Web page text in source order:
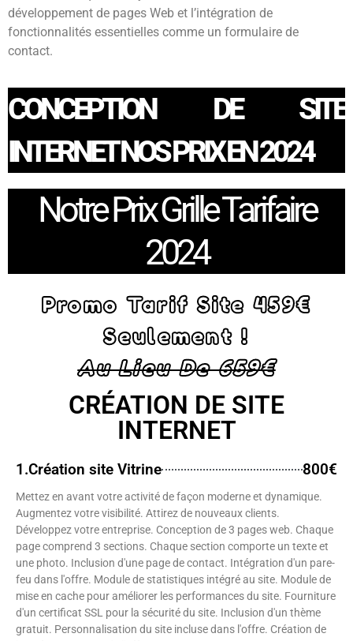
développement de pages Web et l’intégration de
fonctionnalités essentielles comme un formulaire de
contact.
CONCEPTION DE SITE
INTERNET NOS PRIX EN 2024
Notre Prix Grille Tarifaire
2024
Promo Tarif Site 459€
Seulement !
Au Lieu De 659€
CRÉATION DE SITE
INTERNET
1.Création site Vitrine 800€
Mettez en avant votre activité de façon moderne et dynamique.
Augmentez votre visibilité. Attirez de nouveaux clients.
Développez votre entreprise. Conception de 3 pages web. Chaque
page comprend 3 sections. Chaque section comporte un texte et
une photo. Inclusion d'une page de contact. Intégration d'un pare-
feu dans l'offre. Module de statistiques intégré au site. Module de
mise en cache pour améliorer les performances du site. Fourniture
d'un certificat SSL pour la sécurité du site. Inclusion d'un thème
gratuit. Personnalisation du site incluse dans l'offre. Création de